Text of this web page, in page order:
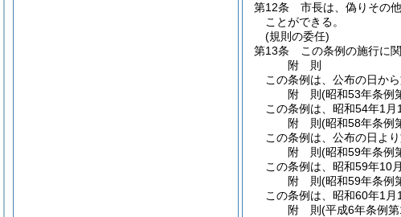
第12条
市長は、偽りその
ことができる。
(規則の委任)
第13条
この条例の施行に
附 則
この条例は、公布の日か
附 則(昭和53年条例
この条例は、昭和54年1月
附 則(昭和58年条例
この条例は、公布の日よ
附 則(昭和59年条例
この条例は、昭和59年10
附 則(昭和59年条例
この条例は、昭和60年1月
附 則(平成6年条例